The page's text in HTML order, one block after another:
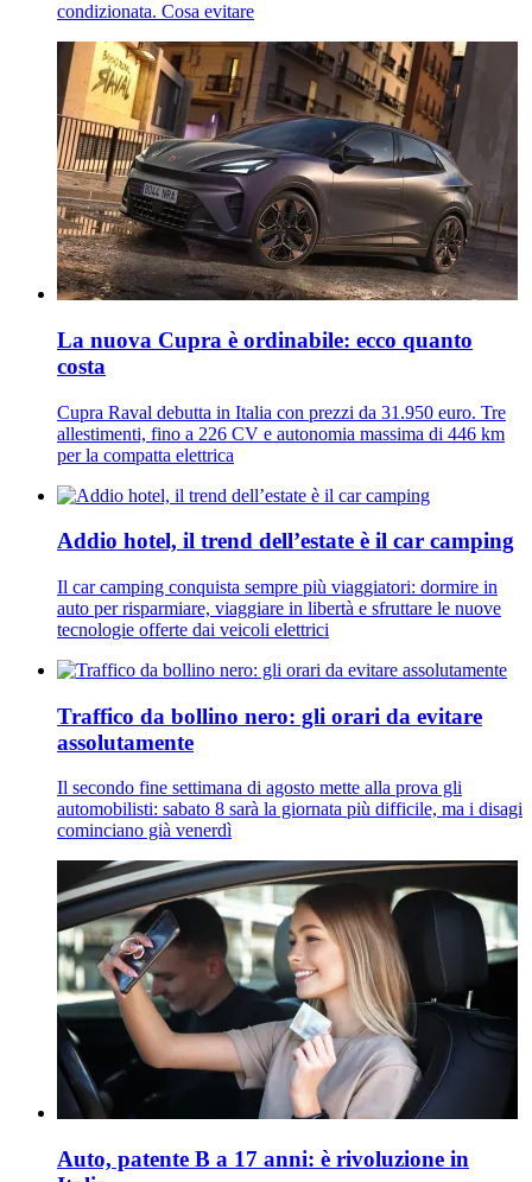
condizionata. Cosa evitare
La nuova Cupra è ordinabile: ecco quanto
costa
Cupra Raval debutta in Italia con prezzi da 31.950 euro. Tre
allestimenti, fino a 226 CV e autonomia massima di 446 km
per la compatta elettrica
Addio hotel, il trend dell’estate è il car camping
Il car camping conquista sempre più viaggiatori: dormire in
auto per risparmiare, viaggiare in libertà e sfruttare le nuove
tecnologie offerte dai veicoli elettrici
Traffico da bollino nero: gli orari da evitare
assolutamente
Il secondo fine settimana di agosto mette alla prova gli
automobilisti: sabato 8 sarà la giornata più difficile, ma i disagi
cominciano già venerdì
Auto, patente B a 17 anni: è rivoluzione in